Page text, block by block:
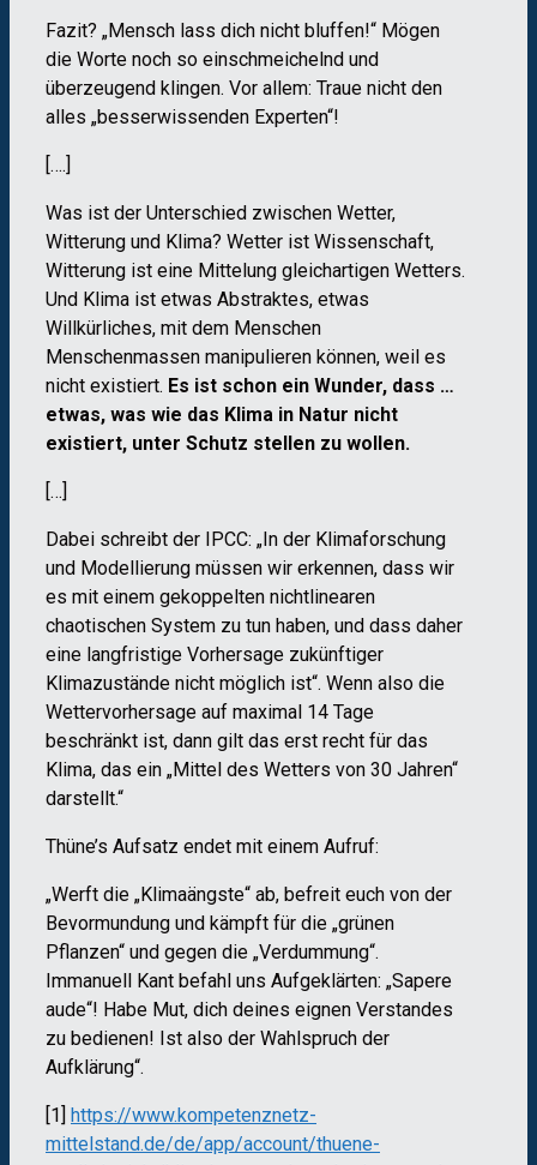
Fazit? „Mensch lass dich nicht bluffen!“ Mögen
die Worte noch so einschmeichelnd und
überzeugend klingen. Vor allem: Traue nicht den
alles „besserwissenden Experten“!
[….]
Was ist der Unterschied zwischen Wetter,
Witterung und Klima? Wetter ist Wissenschaft,
Witterung ist eine Mittelung gleichartigen Wetters.
Und Klima ist etwas Abstraktes, etwas
Willkürliches, mit dem Menschen
Menschenmassen manipulieren können, weil es
nicht existiert. Es ist schon ein Wunder, dass …
etwas, was wie das Klima in Natur nicht
existiert, unter Schutz stellen zu wollen.
[…]
Dabei schreibt der IPCC: „In der Klimaforschung
und Modellierung müssen wir erkennen, dass wir
es mit einem gekoppelten nichtlinearen
chaotischen System zu tun haben, und dass daher
eine langfristige Vorhersage zukünftiger
Klimazustände nicht möglich ist“. Wenn also die
Wettervorhersage auf maximal 14 Tage
beschränkt ist, dann gilt das erst recht für das
Klima, das ein „Mittel des Wetters von 30 Jahren“
darstellt.“
Thüne’s Aufsatz endet mit einem Aufruf:
„Werft die „Klimaängste“ ab, befreit euch von der
Bevormundung und kämpft für die „grünen
Pflanzen“ und gegen die „Verdummung“.
Immanuell Kant befahl uns Aufgeklärten: „Sapere
aude“! Habe Mut, dich deines eignen Verstandes
zu bedienen! Ist also der Wahlspruch der
Aufklärung“.
[1] https://www.kompetenznetz-
mittelstand.de/de/app/account/thuene-